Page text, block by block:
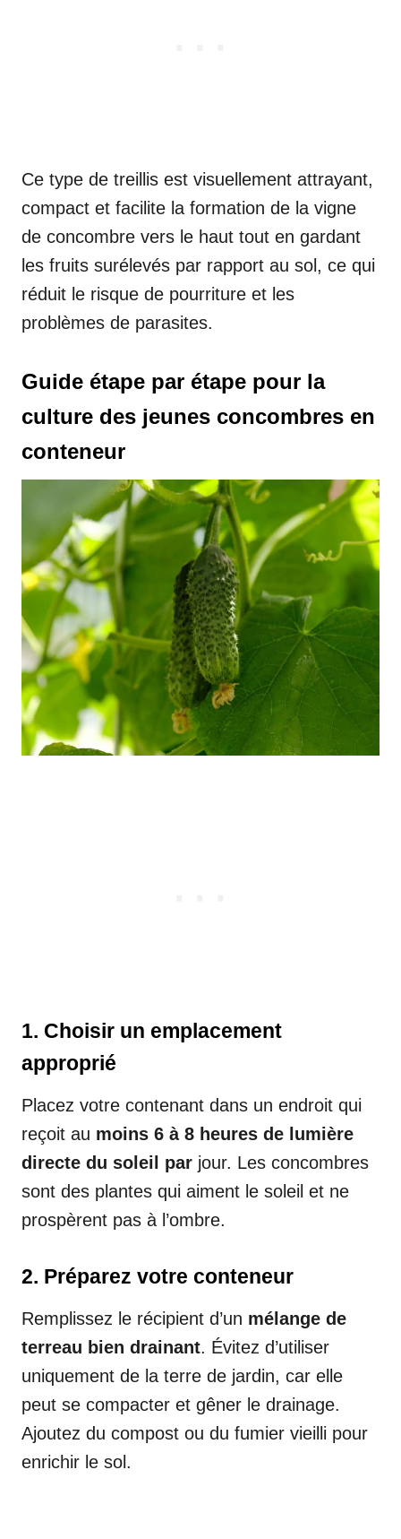
Ce type de treillis est visuellement attrayant,
compact et facilite la formation de la vigne
de concombre vers le haut tout en gardant
les fruits surélevés par rapport au sol, ce qui
réduit le risque de pourriture et les
problèmes de parasites.
Guide étape par étape pour la
culture des jeunes concombres en
conteneur
1. Choisir un emplacement
approprié
Placez votre contenant dans un endroit qui
reçoit au moins 6 à 8 heures de lumière
directe du soleil par jour. Les concombres
sont des plantes qui aiment le soleil et ne
prospèrent pas à l’ombre.
2. Préparez votre conteneur
Remplissez le récipient d’un mélange de
terreau bien drainant. Évitez d’utiliser
uniquement de la terre de jardin, car elle
peut se compacter et gêner le drainage.
Ajoutez du compost ou du fumier vieilli pour
enrichir le sol.